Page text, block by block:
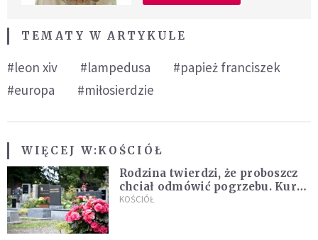
TEMATY W ARTYKULE
#leon xiv #lampedusa
#papież franciszek
#europa
#miłosierdzie
WIĘCEJ W:KOŚCIÓŁ
Rodzina twierdzi, że proboszcz
chciał odmówić pogrzebu. Kuria
zapowiada wyjaśnienia
KOŚCIÓŁ